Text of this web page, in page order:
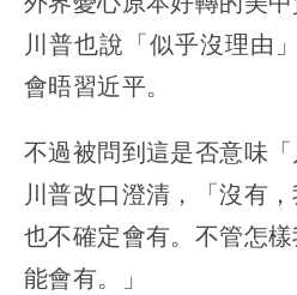
川普也說「似乎沒理由
會晤習近平。
不過被問到這是否意味
川普改口澄清，「沒有
也不確定會有。不管怎
能會有。」